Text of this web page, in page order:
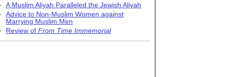
A Muslim Aliyah Paralleled the Jewish Aliyah
Advice to Non-Muslim Women against
Marrying Muslim Men
Review of From Time Immemorial